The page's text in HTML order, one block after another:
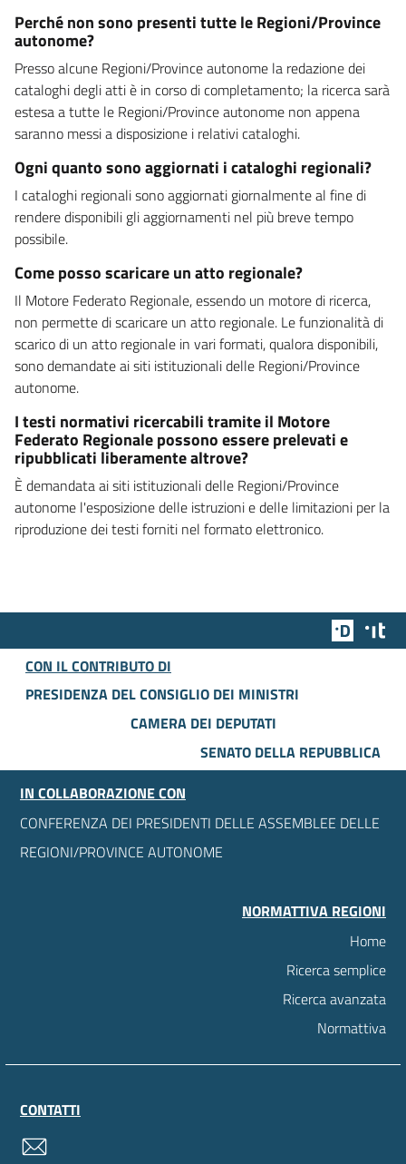
Perché non sono presenti tutte le Regioni/Province
autonome?
Presso alcune Regioni/Province autonome la redazione dei
cataloghi degli atti è in corso di completamento; la ricerca sarà
estesa a tutte le Regioni/Province autonome non appena
saranno messi a disposizione i relativi cataloghi.
Ogni quanto sono aggiornati i cataloghi regionali?
I cataloghi regionali sono aggiornati giornalmente al fine di
rendere disponibili gli aggiornamenti nel più breve tempo
possibile.
Come posso scaricare un atto regionale?
Il Motore Federato Regionale, essendo un motore di ricerca,
non permette di scaricare un atto regionale. Le funzionalità di
scarico di un atto regionale in vari formati, qualora disponibili,
sono demandate ai siti istituzionali delle Regioni/Province
autonome.
I testi normativi ricercabili tramite il Motore
Federato Regionale possono essere prelevati e
ripubblicati liberamente altrove?
È demandata ai siti istituzionali delle Regioni/Province
autonome l'esposizione delle istruzioni e delle limitazioni per la
riproduzione dei testi forniti nel formato elettronico.
Team
CON IL CONTRIBUTO DI
PRESIDENZA DEL CONSIGLIO DEI MINISTRI
CAMERA DEI DEPUTATI
SENATO DELLA REPUBBLICA
IN COLLABORAZIONE CON
CONFERENZA DEI PRESIDENTI DELLE ASSEMBLEE DELLE
REGIONI/PROVINCE AUTONOME
NORMATTIVA REGIONI
Home
Ricerca semplice
Ricerca avanzata
Normattiva
CONTATTI